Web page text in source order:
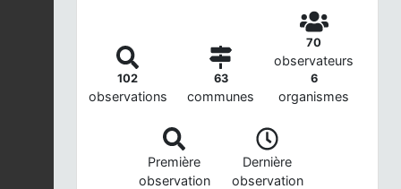
102
observations
63
communes
70
observateurs
6
organismes
Première
observation
Dernière
observation